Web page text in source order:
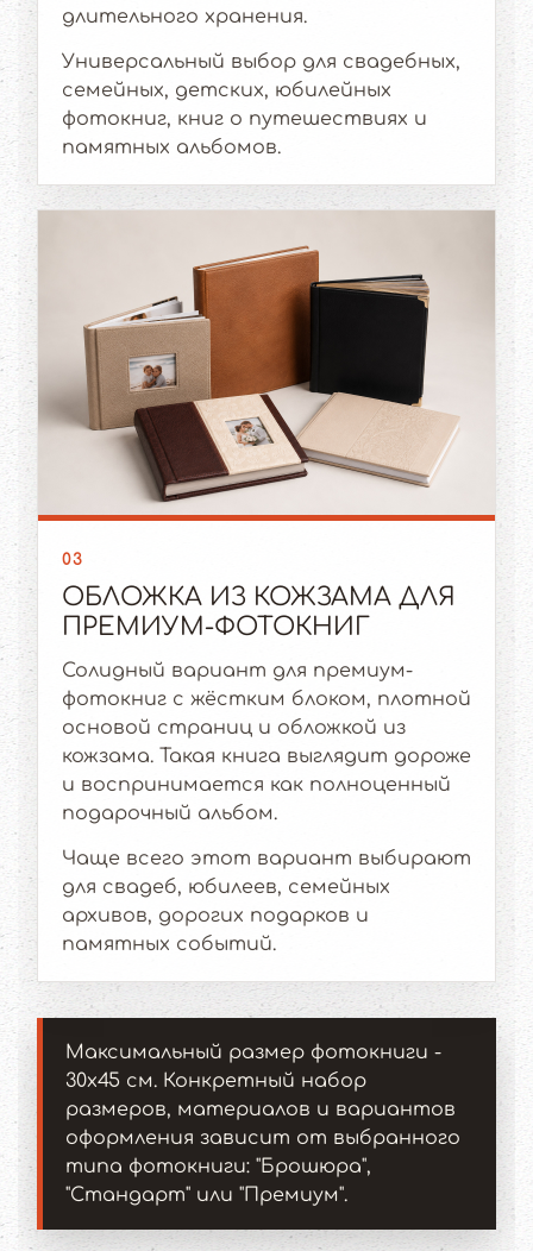
длительного хранения.
Универсальный выбор для свадебных,
семейных, детских, юбилейных
фотокниг, книг о путешествиях и
памятных альбомов.
03
ОБЛОЖКА ИЗ КОЖЗАМА ДЛЯ
ПРЕМИУМ-ФОТОКНИГ
Солидный вариант для премиум-
фотокниг с жёстким блоком, плотной
основой страниц и обложкой из
кожзама. Такая книга выглядит дороже
и воспринимается как полноценный
подарочный альбом.
Чаще всего этот вариант выбирают
для свадеб, юбилеев, семейных
архивов, дорогих подарков и
памятных событий.
Максимальный размер фотокниги -
30x45 см. Конкретный набор
размеров, материалов и вариантов
оформления зависит от выбранного
типа фотокниги: "Брошюра",
"Стандарт" или "Премиум".